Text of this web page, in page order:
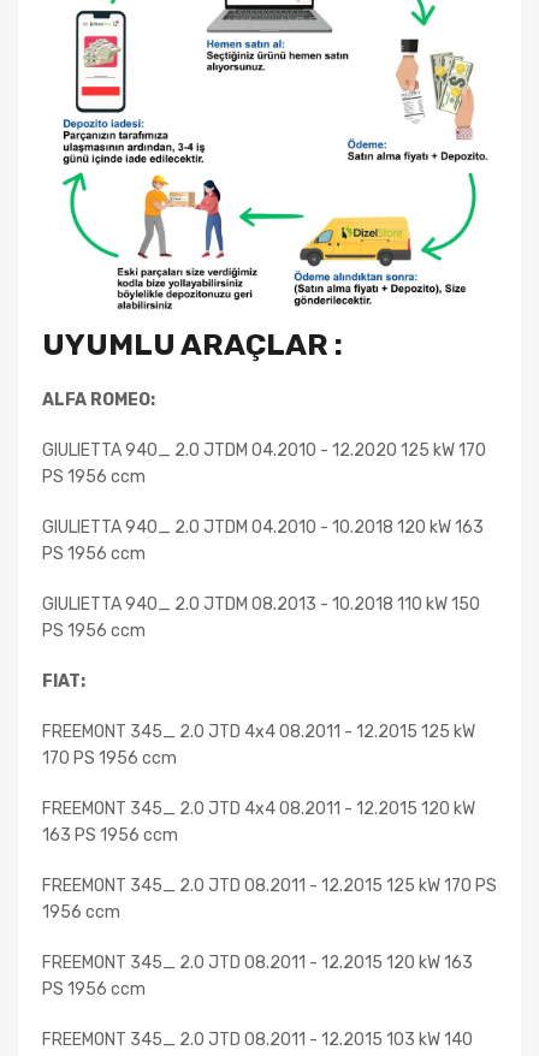
UYUMLU ARAÇLAR :
ALFA ROMEO:
GIULIETTA 940_ 2.0 JTDM 04.2010 - 12.2020 125 kW 170
PS 1956 ccm
GIULIETTA 940_ 2.0 JTDM 04.2010 - 10.2018 120 kW 163
PS 1956 ccm
GIULIETTA 940_ 2.0 JTDM 08.2013 - 10.2018 110 kW 150
PS 1956 ccm
FIAT:
FREEMONT 345_ 2.0 JTD 4x4 08.2011 - 12.2015 125 kW
170 PS 1956 ccm
FREEMONT 345_ 2.0 JTD 4x4 08.2011 - 12.2015 120 kW
163 PS 1956 ccm
FREEMONT 345_ 2.0 JTD 08.2011 - 12.2015 125 kW 170 PS
1956 ccm
FREEMONT 345_ 2.0 JTD 08.2011 - 12.2015 120 kW 163
PS 1956 ccm
FREEMONT 345_ 2.0 JTD 08.2011 - 12.2015 103 kW 140